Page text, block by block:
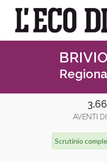
BRIVIO
AVENTI
Scrutinio